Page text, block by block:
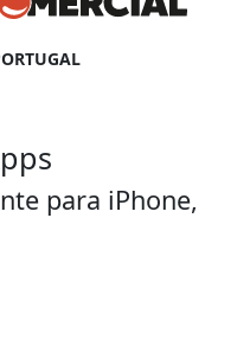
para iPhone,